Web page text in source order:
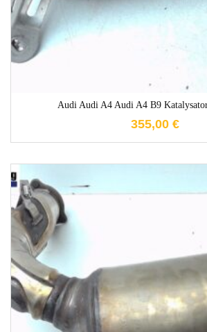
Audi Audi A4 Audi A4 B9
355,00 €
1-3 Werktage